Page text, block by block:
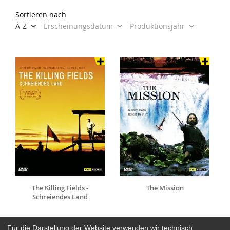
Sortieren nach
A-Z
Erscheinungsdatum Produktionsjahr
The Killing Fields -
Schreiendes Land
The Mission
Für die Darstellung der Website verwenden wir technisch